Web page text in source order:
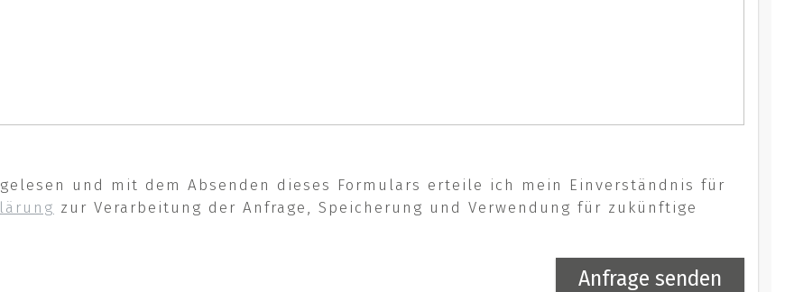
gelesen und mit dem Absenden dieses Formulars erteile ich mein Einverständnis für
zur Verarbeitung der Anfrage, Speicherung und Verwendung für zukünftige
Anfrage senden